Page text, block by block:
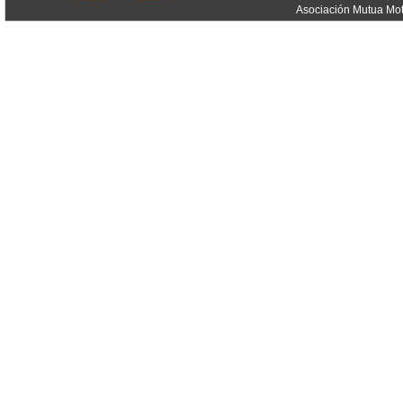
Asociación Mutua